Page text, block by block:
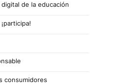
de la educación
consumidores